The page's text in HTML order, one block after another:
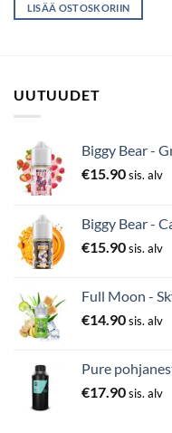
LISÄÄ OSTOSKORIIN
UUTUUDET
Biggy Bear -
€15.90sis. alv
Biggy Bear -
€15.90sis. alv
Full Moon -
€14.90sis. alv
Pure
€17.90sis. alv